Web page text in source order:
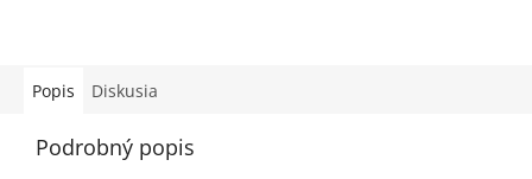
Popis Diskusia
Podrobný popis